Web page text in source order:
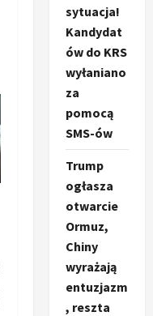
sytuacja!
Kandydat
ów do KRS
wyłaniano
za
pomocą
SMS-ów
Trump
ogłasza
otwarcie
Ormuz,
Chiny
wyrażają
entuzjazm
, reszta